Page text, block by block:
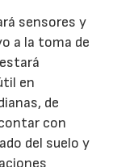
sensores y
a la toma de
en
de
con
del suelo y